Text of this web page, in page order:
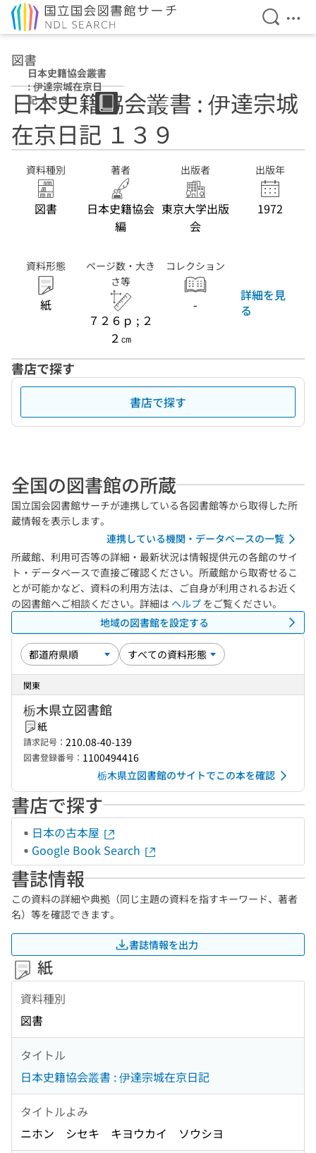
検索を
メ
図書
日本史籍協会叢書
: 伊達宗城在京日
記 １３９
日本史籍協会叢書 : 伊達宗城
在京日記 １３９
資料種別
図書
著者
日本史籍協会
編
出版者
東京大学出版
会
出版年
1972
資料形態
紙
ページ数・大き
さ等
７２６ｐ ; ２
２㎝
コレクション
-
詳細を見
る
書店で探す
書店で探す
全国の図書館の所蔵
国立国会図書館サーチが連携している各図書館等から取得した所
蔵情報を表示します。
連携している機関・データベースの一覧
所蔵館、利用可否等の詳細・最新状況は情報提供元の各館のサイ
ト・データベースで直接ご確認ください。所蔵館から取寄せるこ
とが可能かなど、資料の利用方法は、ご自身が利用されるお近く
の図書館へご相談ください。詳細は ヘルプ をご覧ください。
地域の図書館を設定する
関東
栃木県立図書館
紙
請求記号： 210.08-40-139
図書登録番号： 1100494416
栃木県立図書館のサイトでこの本を確認
書店で探す
日本の古本屋
Google Book Search
書誌情報
この資料の詳細や典拠（同じ主題の資料を指すキーワード、著者
名）等を確認できます。
書誌情報を出力
紙
資料種別
図書
タイトル
日本史籍協会叢書 : 伊達宗城在京日記
タイトルよみ
ニホン シセキ キヨウカイ ソウシヨ